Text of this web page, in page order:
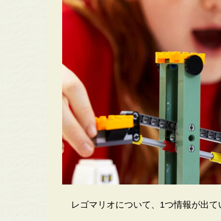
レゴマリオについて、1つ情報が出て